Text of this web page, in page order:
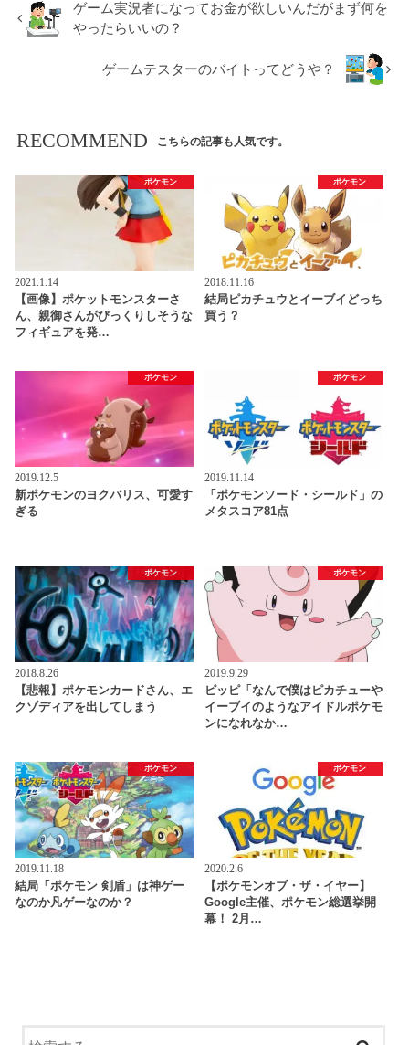
ゲーム実況者になってお金が欲しいんだがまず何を
やったらいいの？
ゲームテスターのバイトってどうや？
RECOMMEND こちらの記事も人気です。
ポケモン
2021.1.14
【画像】ポケットモンスターさ
ん、親御さんがびっくりしそうな
フィギュアを発…
ポケモン
2018.11.16
結局ピカチュウとイーブイどっち
買う？
ポケモン
2019.12.5
新ポケモンのヨクバリス、可愛す
ぎる
ポケモン
2019.11.14
「ポケモンソード・シールド」の
メタスコア81点
ポケモン
2018.8.26
【悲報】ポケモンカードさん、エ
クゾディアを出してしまう
ポケモン
2019.9.29
ピッピ「なんで僕はピカチューや
イーブイのようなアイドルポケモ
ンになれなか…
ポケモン
2019.11.18
結局「ポケモン 剣盾」は神ゲー
なのか凡ゲーなのか？
ポケモン
2020.2.6
【ポケモンオブ・ザ・イヤー】
Google主催、ポケモン総選挙開
幕！ 2月…